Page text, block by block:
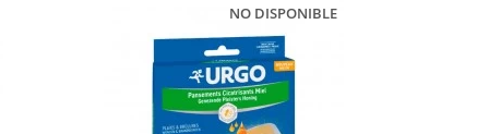
NO DISPONIBLE